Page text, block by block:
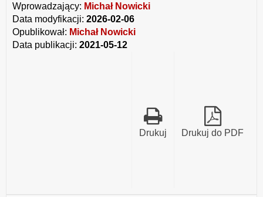
r.
środków
Wprowadzający: Michał Nowicki
Data modyfikacji: 2026-02-06
Opublikował: Michał Nowicki
Data publikacji: 2021-05-12
Drukuj do PDF
Drukuj